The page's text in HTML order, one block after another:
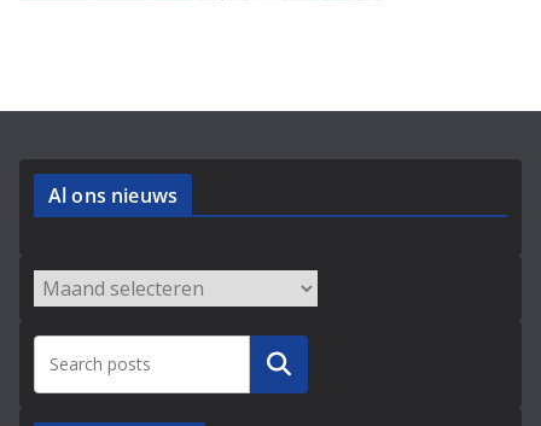
Al ons nieuws
Archieven
Zoeken